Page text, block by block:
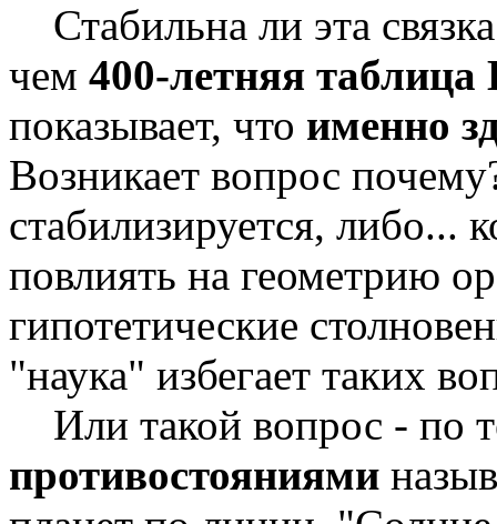
Стабильна ли эта
чем 400-летняя
показывает, что именно
Возникает вопрос
стабилизируется,
повлиять на геометрию
гипотетические
"наука" избегает таких
Или такой вопрос - по
противостояниями